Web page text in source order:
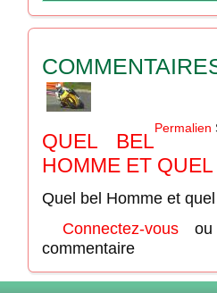
Permalien
QUEL BEL
HOMME ET QUEL
Quel bel Homme et
Connectez-vous
commentaire